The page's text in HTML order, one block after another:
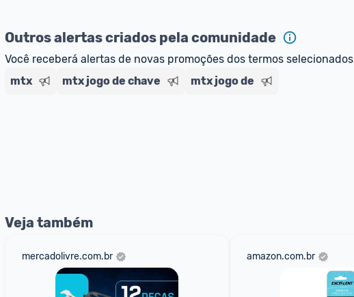
Outros alertas criados pela comunidade
Você receberá alertas de novas promoções dos termos selecionados
mtx
mtx jogo de chave mtx jogo de
Veja também
mercadolivre.com.br amazon.com.br